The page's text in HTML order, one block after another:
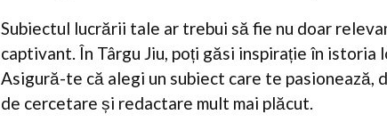
Subiectul lucrării tale ar trebui să fie nu doar
captivant. În Târgu Jiu, poți găsi inspirație în
Asigură-te că alegi un subiect care te pasionează,
de cercetare și redactare mult mai plăcut.